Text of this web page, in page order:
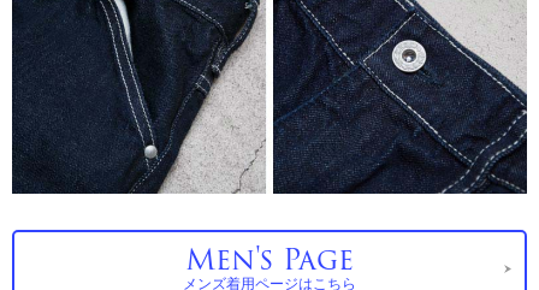
Men's Page
メンズ着用ページはこちら